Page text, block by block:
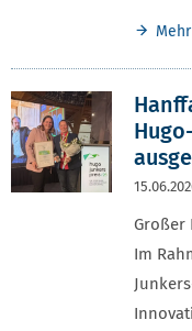
Mehr
Großer
Im